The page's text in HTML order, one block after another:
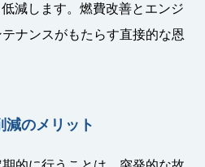
減します。燃費改善とエンジ
ナンスがもたらす直接的な恩
減のメリット